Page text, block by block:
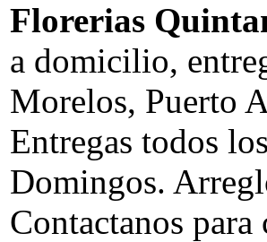
Florerias
a domicilio,
Morelos, Puerto
Entregas todos
Domingos.
Contactanos